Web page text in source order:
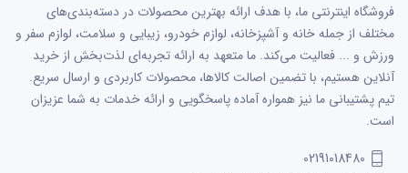
فروشگاه اینترنتی ما، با هدف ارائه بهترین محصولات در دسته‌بندی‌های
مختلف از جمله خانه و آشپزخانه، لوازم خودرو، زیبایی و سلامت، لوازم سفر و
ورزش و ... فعالیت می‌کند. ما متعهد به ارائه تجربه‌ای لذت‌بخش از خرید
آنلاین هستیم، با تضمین اصالت کالاها، محصولات کاربردی و ارسال سریع.
تیم پشتیبانی ما نیز همواره آماده پاسخگویی و ارائه خدمات به شما عزیزان
است.
02191018480